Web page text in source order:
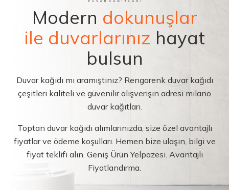
Modern dokunuşlar
ile duvarlarınız hayat
bulsun
Duvar kağıdı mı aramıştınız? Rengarenk duvar kağıdı
çeşitleri kaliteli ve güvenilir alışverişin adresi milano
duvar kağıtları.
Toptan duvar kağıdı alımlarınızda, size özel avantajlı
fiyatlar ve ödeme koşulları. Hemen bize ulaşın, bilgi ve
fiyat teklifi alın. Geniş Ürün Yelpazesi. Avantajlı
Fiyatlandırma.